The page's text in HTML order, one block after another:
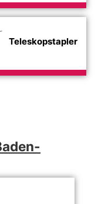
Teleskopstapler